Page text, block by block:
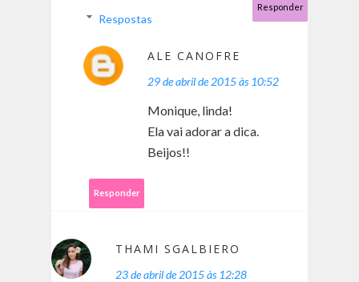
Responder
Respostas
ALE CANOFRE
29 de abril de 2015 às 10:52
Monique, linda!
Ela vai adorar a dica.
Beijos!!
Responder
THAMI SGALBIERO
23 de abril de 2015 às 12:28